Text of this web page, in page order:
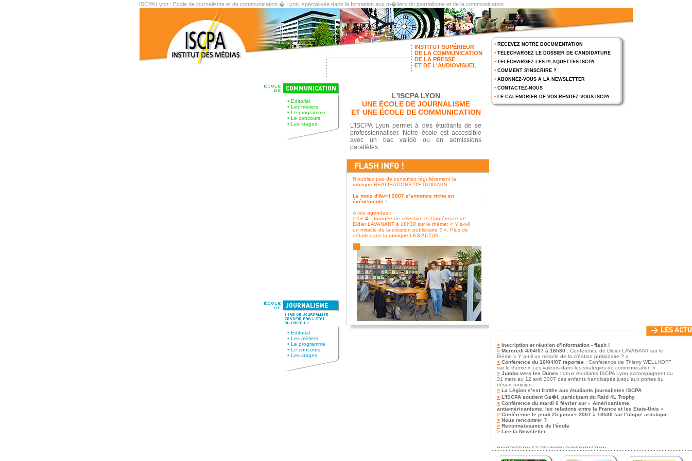
ISCPA Lyon : Ecole de journalisme et de communication � Lyon, spécialisée dans la formation aux m�tiers du journalisme et de la communication
INSTITUT SUPÉRIEUR
DE LA COMMUNICATION
DE LA PRESSE
ET DE L'AUDIOVISUEL
• RECEVEZ NOTRE DOCUMENTATION
• TELECHARGEZ LE DOSSIER DE CANDIDATURE
• TELECHARGEZ LES PLAQUETTES ISCPA
• COMMENT S'INSCRIRE ?
• ABONNEZ-VOUS A LA NEWSLETTER
• CONTACTEZ-NOUS
• LE CALENDRIER DE VOS RENDEZ-VOUS ISCPA
• Editorial
• Les métiers
• Le programme
• Le concours
• Les stages
• Editorial
• Les métiers
• Le programme
• Le concours
• Les stages
L'ISCPA LYON
UNE ÉCOLE DE JOURNALISME
ET UNE ÉCOLE DE COMMUNICATION
L'ISCPA Lyon permet à des étudiants de se
professionnaliser. Notre école est accessible
avec un bac validé ou en admissions
parallèles.